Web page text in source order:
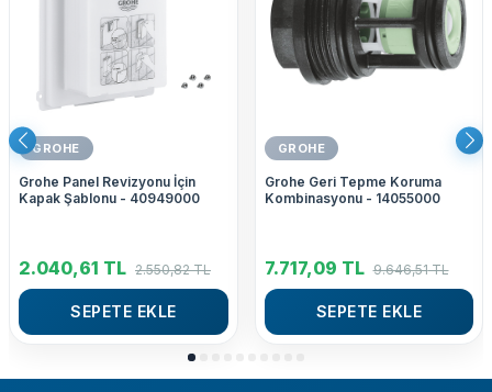
GROHE
Grohe Panel Revizyonu İçin
Kapak Şablonu - 40949000
2.040,61 TL 2.550,82TL
SEPETE EKLE
GROHE
Grohe Geri Tepme Koruma
Kombinasyonu - 14055000
7.717,09 TL 9.646,51TL
SEPETE EKLE